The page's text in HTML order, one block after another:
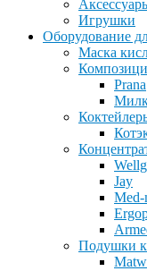
Игрушки
Оборудование
Маска
Prana
Jay
Med-
Подушки